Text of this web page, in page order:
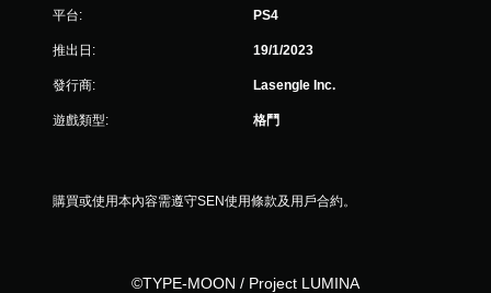
平台: PS4
推出日: 19/1/2023
發行商: Lasengle Inc.
遊戲類型: 格鬥
購買或使用本內容需遵守SEN使用條款及用戶合約。
©TYPE-MOON / Project LUMINA